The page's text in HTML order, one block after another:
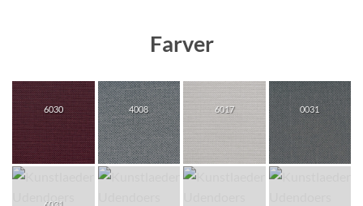
Farver
6030 4008 6017 0031